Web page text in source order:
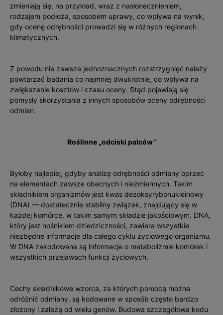
zmieniają się, na przykład, wraz z nasłonecznieniem,
rodzajem podłoża, sposobem uprawy, co wpływa na wynik,
gdy ocenę odrębności prowadzi się w różnych regionach
klimatycznych.
Z powodu nie zawsze jednoznacznych rozstrzygnięć należy
powtarzać badania co najmniej dwukrotnie, co wpływa na
zwiększenie kosztów i czasu oceny. Stąd pojawiają się
pomysły skorzystania z innych sposobów oceny odrębności
odmian.
Roślinne „odciski palców”
Byłoby najlepiej, gdyby analizę odrębności odmiany oprzeć
na elementach zawsze obecnych i niezmiennych. Takim
składnikiem organizmów jest kwas dezoksyrybonukleinowy
(DNA) — dostatecznie stabilny związek, znajdujący się w
każdej komórce, w takim samym składzie jakościowym. DNA,
który jest nośnikiem dziedziczności, zawiera wszystkie
niezbędne informacje dla całego cyklu życiowego organizmu.
W DNA zakodowane są informacje o metabolizmie komórek i
wszystkich przejawach funkcji życiowych.
Cechy składnikowe wzorca, za których pomocą można
odróżnić odmiany, są kodowane w sposób często bardzo
złożony i zależą od wielu genów. Budowa szczegółowa kodu